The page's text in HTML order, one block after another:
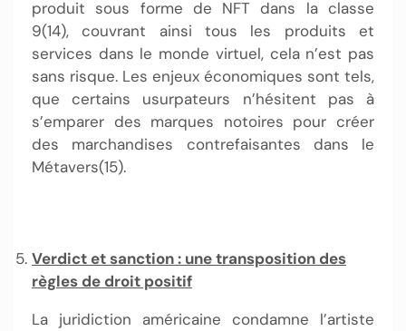
produit sous forme de NFT dans la classe
9(14), couvrant ainsi tous les produits et
services dans le monde virtuel, cela n’est pas
sans risque. Les enjeux économiques sont tels,
que certains usurpateurs n’hésitent pas à
s’emparer des marques notoires pour créer
des marchandises contrefaisantes dans le
Métavers(15).
Verdict et sanction : une transposition des
règles de droit positif
La juridiction américaine condamne l’artiste